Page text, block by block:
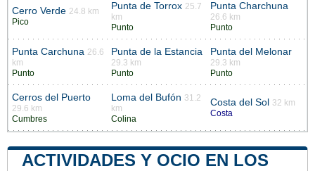
Cerro Verde 24.8 km
Pico
Punta de Torrox 25.7
km
Punto
Punta Charchuna
26.6 km
Punto
Punta Carchuna 26.6
km
Punto
Punta de la Estancia
29.3 km
Punto
Punta del Melonar
29.3 km
Punto
Cerros del Puerto
29.6 km
Cumbres
Loma del Bufón 31.2
km
Colina
Costa del Sol
32 km
Costa
ACTIVIDADES Y OCIO EN LOS